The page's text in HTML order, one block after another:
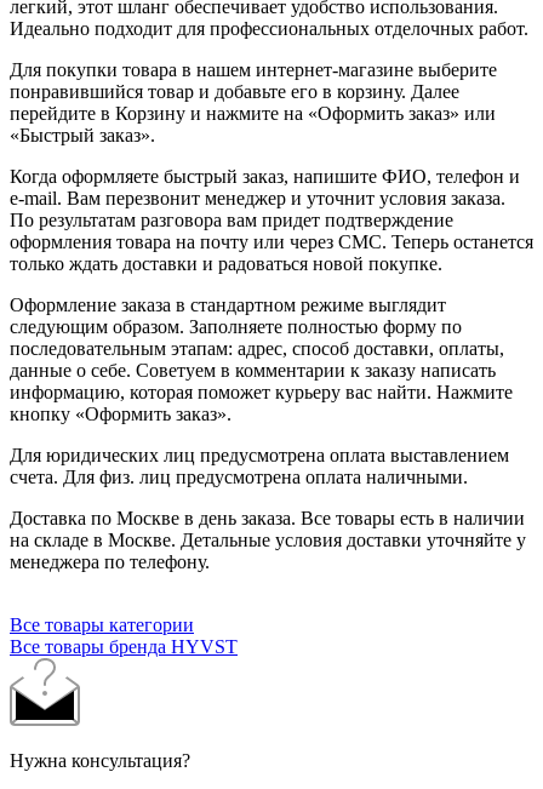
легкий, этот шланг обеспечивает удобство использования.
Идеально подходит для профессиональных отделочных работ.
Для покупки товара в нашем интернет-магазине выберите
понравившийся товар и добавьте его в корзину. Далее
перейдите в Корзину и нажмите на «Оформить заказ» или
«Быстрый заказ».
Когда оформляете быстрый заказ, напишите ФИО, телефон и
e-mail. Вам перезвонит менеджер и уточнит условия заказа.
По результатам разговора вам придет подтверждение
оформления товара на почту или через СМС. Теперь останется
только ждать доставки и радоваться новой покупке.
Оформление заказа в стандартном режиме выглядит
следующим образом. Заполняете полностью форму по
последовательным этапам: адрес, способ доставки, оплаты,
данные о себе. Советуем в комментарии к заказу написать
информацию, которая поможет курьеру вас найти. Нажмите
кнопку «Оформить заказ».
Для юридических лиц предусмотрена оплата выставлением
счета. Для физ. лиц предусмотрена оплата наличными.
Доставка по Москве в день заказа. Все товары есть в наличии
на складе в Москве. Детальные условия доставки уточняйте у
менеджера по телефону.
Все товары категории
Все товары бренда HYVST
Нужна консультация?